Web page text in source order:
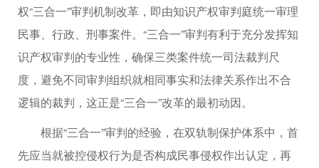
权“三合一”审判机制改革，即由知识产权审判庭统一审理
民事、行政、刑事案件。“三合一”审判有利于充分发挥知
识产权审判的专业性，确保三类案件统一司法裁判尺
度，避免不同审判组织就相同事实和法律关系作出不合
逻辑的裁判，这正是“三合一”改革的最初动因。
根据“三合一”审判的经验，在双轨制保护体系中，首
先应当就被控侵权行为是否构成民事侵权作出认定，再